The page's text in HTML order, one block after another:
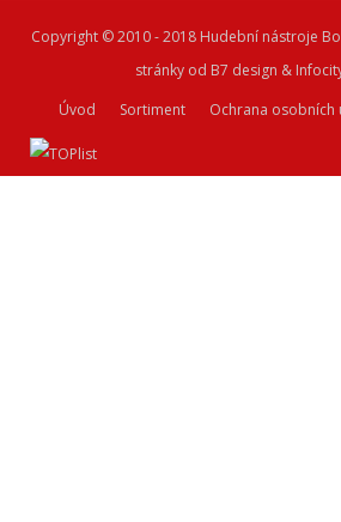
Copyright © 2010 - 2018 Hudební nástroje
stránky od B7 design &
Úvod
Sortiment Ochrana osobních